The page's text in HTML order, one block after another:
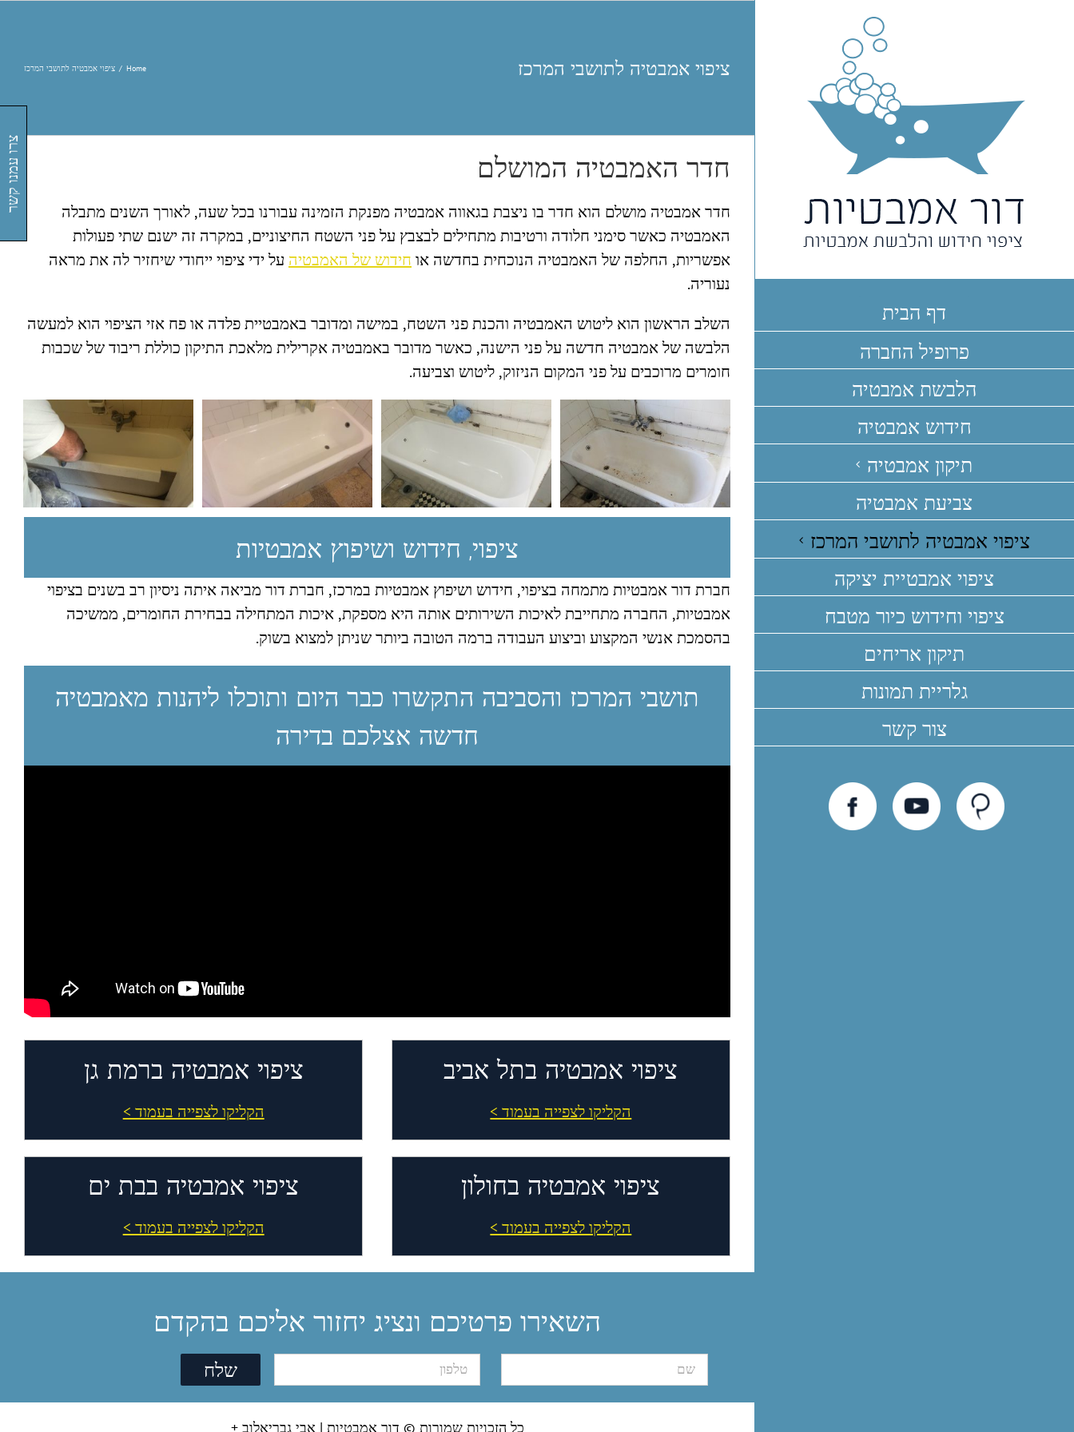
דף הבית
פרופיל החברה
הלבשת אמבטיה
חידוש אמבטיה
תיקון אמבטיה
צביעת אמבטיה
ציפוי אמבטיה לתושבי המרכז
ציפוי אמבטיית יציקה
ציפוי וחידוש כיור מטבח
תיקון אריחים
גלריית תמונות
צור קשר
חוותיוטיובפייסבוק
ציפוי אמבטיה לתושבי המרכז Home
/ ציפוי אמבטיה לתושבי המרכז
חדר האמבטיה המושלם
חדר אמבטיה מושלם הוא חדר בו ניצבת בגאווה אמבטיה מפנקת הזמינה עבורנו בכל שעה, לאורך השנים מתבלה
האמבטיה כאשר סימני חלודה ורטיבות מתחילים לבצבץ על פני השטח החיצוניים, במקרה זה ישנם שתי פעולות
אפשריות, החלפה של האמבטיה הנוכחית בחדשה או חידוש של האמבטיה על ידי ציפוי ייחודי שיחזיר לה את מראה
נעוריה.
השלב הראשון הוא ליטוש האמבטיה והכנת פני השטח, במישה ומדובר באמבטיית פלדה או פח אזי הציפוי הוא למעשה
הלבשה של אמבטיה חדשה על פני הישנה, כאשר מדובר באמבטיה אקרילית מלאכת התיקון כוללת ריבוד של שכבות
חומרים מרוכבים על פני המקום הניזוק, ליטוש וצביעה.
ציפוי, חידוש ושיפוץ אמבטיות
חברת דור אמבטיות מתמחה בציפוי, חידוש ושיפוץ אמבטיות במרכז, חברת דור מביאה איתה ניסיון רב בשנים בציפוי
אמבטיות, החברה מתחייבת לאיכות השירותים אותה היא מספקת, איכות המתחילה בבחירת החומרים, ממשיכה
בהסמכת אנשי המקצוע וביצוע העבודה ברמה הטובה ביותר שניתן למצוא בשוק.
תושבי המרכז והסביבה התקשרו כבר היום ותוכלו ליהנות מאמבטיה
חדשה אצלכם בדירה
ציפוי אמבטיה בתל אביב
הקליקו לצפייה בעמוד >
ציפוי אמבטיה ברמת גן
הקליקו לצפייה בעמוד >
ציפוי אמבטיה בחולון
הקליקו לצפייה בעמוד >
ציפוי אמבטיה בבת ים
הקליקו לצפייה בעמוד >
השאירו פרטיכם ונציג יחזור אליכם בהקדם
כל הזכויות שמורות © דור אמבטיות | אבי גבריאלוב +
צרו עמנו קשר